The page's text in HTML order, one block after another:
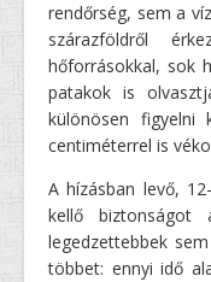
rendőrség, sem a
szárazföldről
hőforrásokkal, sok
patakok is
különösen
centiméterrel is
A hízásban levő,
kellő
legedzettebbek
többet: ennyi idő